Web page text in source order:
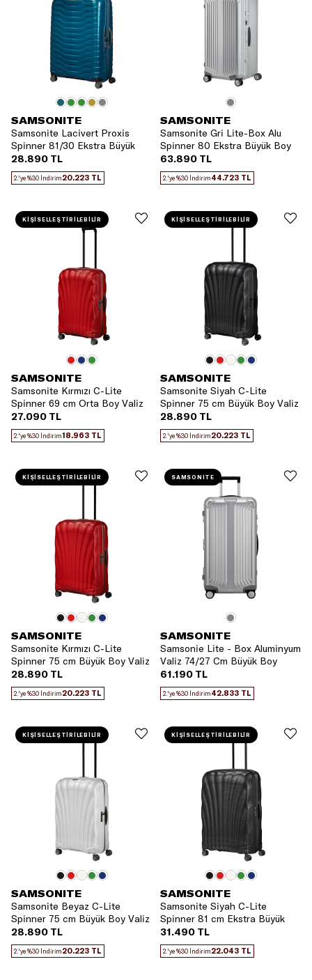
SAMSONITE
Samsonite Lacivert Proxis
Spinner 81/30 Ekstra Büyük
Boy Valiz
28.890 TL
2.'ye %30 İndirim20.223 TL
SAMSONITE
Samsonite Gri Lite-Box Alu
Spinner 80 Ekstra Büyük Boy
Valiz
63.890 TL
2.'ye %30 İndirim44.723 TL
SAMSONITE
Samsonite Kırmızı C-Lite
Spinner 69 cm Orta Boy Valiz
27.090 TL
2.'ye %30 İndirim18.963 TL
KİŞİSELLEŞTİRİLEBİLİR
SAMSONITE
Samsonite Siyah C-Lite
Spinner 75 cm Büyük Boy Valiz
28.890 TL
2.'ye %30 İndirim20.223 TL
KİŞİSELLEŞTİRİLEBİLİR
SAMSONITE
Samsonite Kırmızı C-Lite
Spinner 75 cm Büyük Boy Valiz
28.890 TL
2.'ye %30 İndirim20.223 TL
KİŞİSELLEŞTİRİLEBİLİR
SAMSONITE
Samsonie Lite - Box Aluminyum
Valiz 74/27 Cm Büyük Boy
61.190 TL
2.'ye %30 İndirim42.833 TL
SAMSONITE
SAMSONITE
Samsonite Beyaz C-Lite
Spinner 75 cm Büyük Boy Valiz
28.890 TL
2.'ye %30 İndirim20.223 TL
KİŞİSELLEŞTİRİLEBİLİR
SAMSONITE
Samsonite Siyah C-Lite
Spinner 81 cm Ekstra Büyük
Boy Valiz
31.490 TL
2.'ye %30 İndirim22.043 TL
KİŞİSELLEŞTİRİLEBİLİR